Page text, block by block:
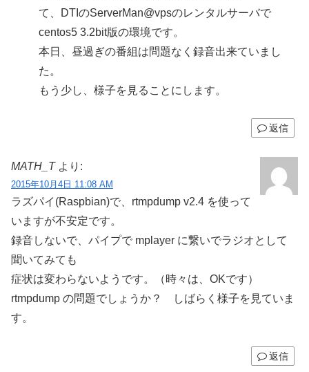
て、DTIのServerMan@vpsのレンタルサーバで
centos5 3.2bit版の環境です。
本日、昼過ぎの番組は問題なく録音出来ていまし
た。
もう少し、様子を見ることにします。
返信
MATH_T より:
2015年10月4日 11:08 AM
ラズパイ(Raspbian)で、rtmpdump v2.4 を使って
いますが不安定です。
録音しないで、パイプで mplayer に繋いでラジオとして
聞いてみても
症状は変わらないようです。（時々は、OKです）
rtmpdump の問題でしょうか？ しばらく様子を見ていま
す。
返信